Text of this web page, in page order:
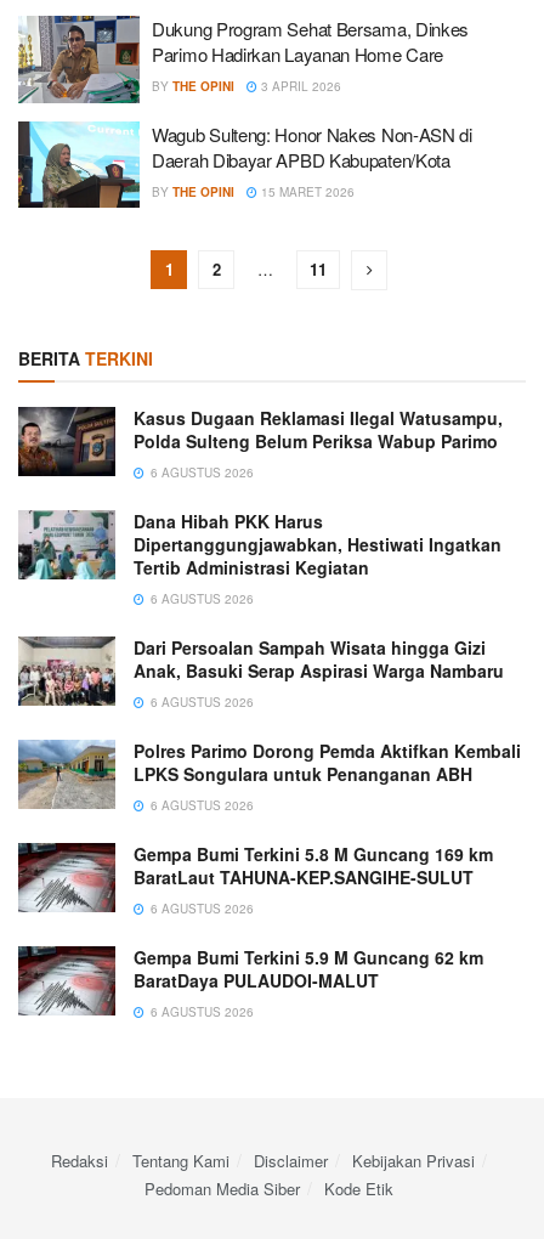
Dukung Program Sehat Bersama, Dinkes
Parimo Hadirkan Layanan Home Care
BY THE OPINI 3 APRIL 2026
Wagub Sulteng: Honor Nakes Non-ASN di
Daerah Dibayar APBD Kabupaten/Kota
BY THE OPINI 15 MARET 2026
1 2 … 11
BERITA TERKINI
Kasus Dugaan Reklamasi Ilegal Watusampu,
Polda Sulteng Belum Periksa Wabup Parimo
6 AGUSTUS 2026
Dana Hibah PKK Harus
Dipertanggungjawabkan, Hestiwati Ingatkan
Tertib Administrasi Kegiatan
6 AGUSTUS 2026
Dari Persoalan Sampah Wisata hingga Gizi
Anak, Basuki Serap Aspirasi Warga Nambaru
6 AGUSTUS 2026
Polres Parimo Dorong Pemda Aktifkan Kembali
LPKS Songulara untuk Penanganan ABH
6 AGUSTUS 2026
Gempa Bumi Terkini 5.8 M Guncang 169 km
BaratLaut TAHUNA-KEP.SANGIHE-SULUT
6 AGUSTUS 2026
Gempa Bumi Terkini 5.9 M Guncang 62 km
BaratDaya PULAUDOI-MALUT
6 AGUSTUS 2026
Redaksi Tentang Kami Disclaimer
Kebijakan Privasi
Pedoman Media Siber
Kode Etik